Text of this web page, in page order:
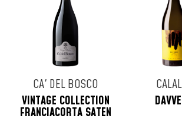
CA' DEL BOSCO
VINTAGE COLLECTION
FRANCIACORTA SATEN